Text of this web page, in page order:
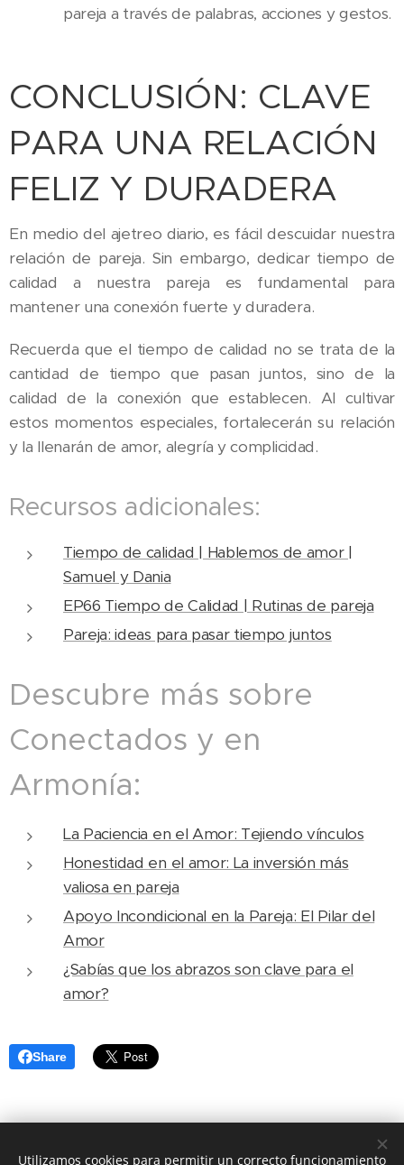
pareja a través de palabras, acciones y gestos.
CONCLUSIÓN: CLAVE
PARA UNA RELACIÓN
FELIZ Y DURADERA
En medio del ajetreo diario, es fácil descuidar nuestra
relación de pareja. Sin embargo, dedicar tiempo de
calidad a nuestra pareja es fundamental para
mantener una conexión fuerte y duradera.
Recuerda que el tiempo de calidad no se trata de la
cantidad de tiempo que pasan juntos, sino de la
calidad de la conexión que establecen. Al cultivar
estos momentos especiales, fortalecerán su relación
y la llenarán de amor, alegría y complicidad.
Recursos adicionales:
Tiempo de calidad | Hablemos de amor |
Samuel y Dania
EP66 Tiempo de Calidad | Rutinas de pareja
Pareja: ideas para pasar tiempo juntos
Descubre más sobre
Conectados y en
Armonía:
La Paciencia en el Amor: Tejiendo vínculos
Honestidad en el amor: La inversión más
valiosa en pareja
Apoyo Incondicional en la Pareja: El Pilar del
Amor
¿Sabías que los abrazos son clave para el
amor?
Share
Utilizamos cookies para permitir un correcto funcionamiento